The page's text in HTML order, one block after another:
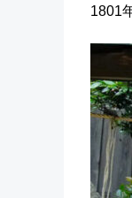
1801